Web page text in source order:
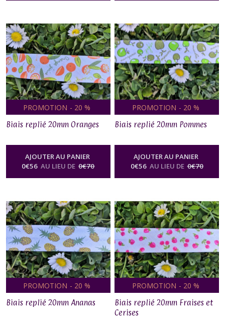
PROMOTION - 20 %
Biais replié 20mm Oranges
AJOUTER AU PANIER
0€56 AU LIEU DE 0€70
PROMOTION - 20 %
Biais replié 20mm Pommes
AJOUTER AU PANIER
0€56 AU LIEU DE 0€70
PROMOTION - 20 %
Biais replié 20mm Ananas
PROMOTION - 20 %
Biais replié 20mm Fraises et
Cerises